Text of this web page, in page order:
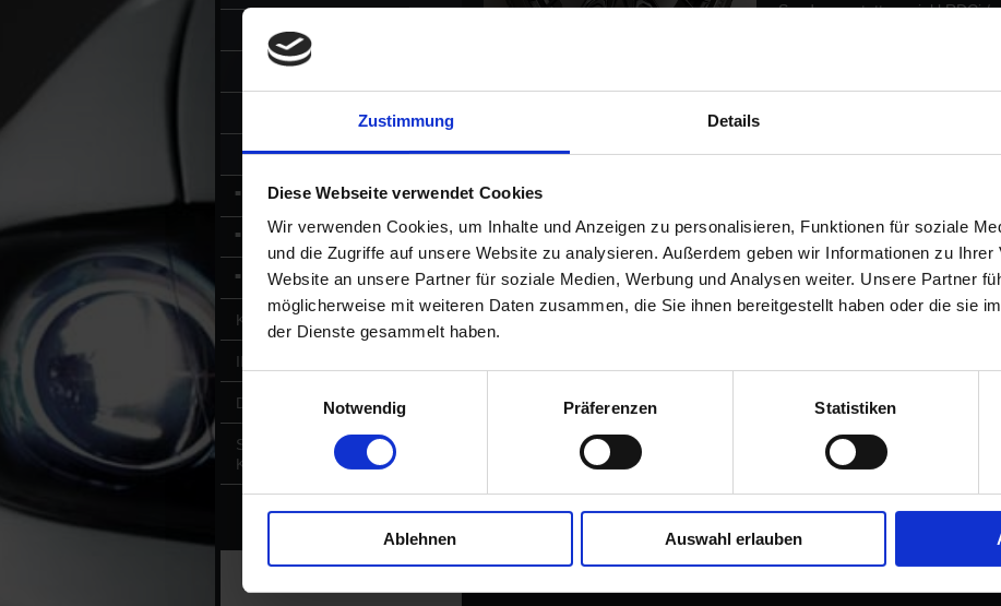
Zustimmung Details
Diese Webseite verwendet Cookies
Wir verwenden Cookies, um Inhalte und Anzeigen zu personalisieren, Funktionen für soziale
und die Zugriffe auf unsere Website zu analysieren. Außerdem geben wir Informationen zu Ihrer
Website an unsere Partner für soziale Medien, Werbung und Analysen weiter. Unsere Partner
möglicherweise mit weiteren Daten zusammen, die Sie ihnen bereitgestellt haben oder die sie
der Dienste gesammelt haben.
Einwilligungsauswahl
Notwendig
Präferenzen Statistiken
Ablehnen Auswahl erlauben
M2 / M3 / M4
X1 / X3 / X4 / XM
MINI
MERCEDES
PORSCHE
LAMBORGHINI
KONTAKT
IMPRESSUM
DATENSCHUTZ
SHOP @
KLEINANZEIGEN.DE
Anschrift
Sonderausstattung: inkl RDCi /
Preis: EUR 3399,-
Kaufen bei kleinanzeigen.de